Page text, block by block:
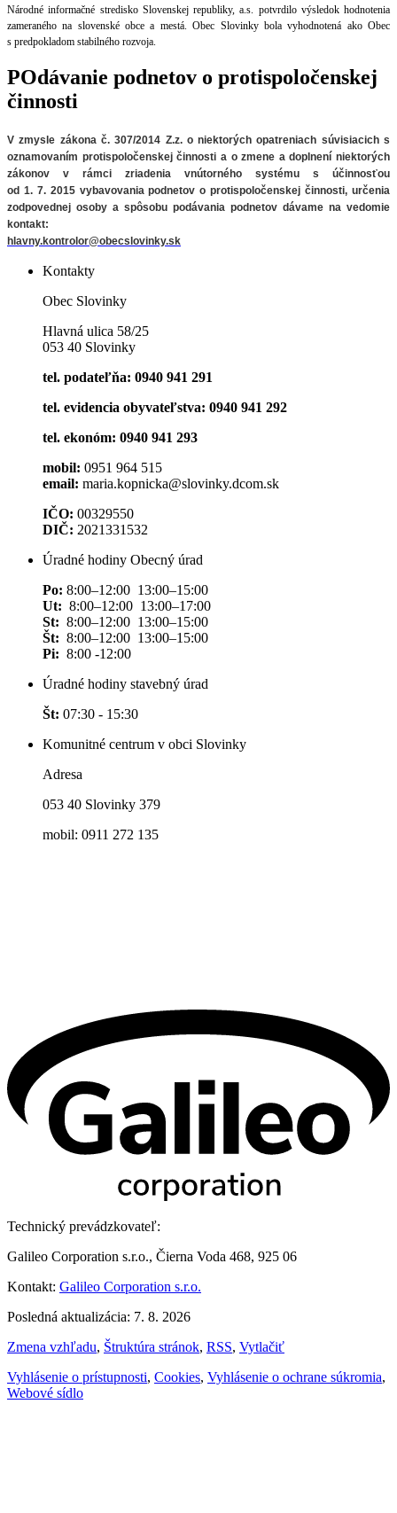
Národné informačné stredisko Slovenskej republiky, a.s. potvrdilo výsledok hodnotenia
zameraného na slovenské obce a mestá. Obec Slovinky bola vyhodnotená ako Obec
s predpokladom stabilného rozvoja.
POdávanie podnetov o protispoločenskej
činnosti
V zmysle zákona č. 307/2014 Z.z. o niektorých opatreniach súvisiacich s
oznamovaním protispoločenskej činnosti a o zmene a doplnení niektorých
zákonov v rámci zriadenia vnútorného systému s účinnosťou
od 1. 7. 2015 vybavovania podnetov o protispoločenskej činnosti, určenia
zodpovednej osoby a spôsobu podávania podnetov dávame na vedomie
kontakt:
hlavny.kontrolor@obecslovinky.sk
Kontakty
Obec Slovinky
Hlavná ulica 58/25
053 40 Slovinky
tel. podateľňa: 0940 941 291
tel. evidencia obyvateľstva: 0940 941 292
tel. ekonóm: 0940 941 293
mobil: 0951 964 515
email: maria.kopnicka@slovinky.dcom.sk
IČO: 00329550
DIČ: 2021331532
Úradné hodiny Obecný úrad
Po: 8:00–12:00 13:00–15:00
Ut: 8:00–12:00 13:00–17:00
St: 8:00–12:00 13:00–15:00
Št: 8:00–12:00 13:00–15:00
Pi: 8:00 -12:00
Úradné hodiny stavebný úrad
Št: 07:30 - 15:30
Komunitné centrum v obci Slovinky
Adresa
053 40 Slovinky 379
mobil: 0911 272 135
Technický prevádzkovateľ:
Galileo Corporation s.r.o., Čierna Voda 468, 925 06
Kontakt: Galileo Corporation s.r.o.
Posledná aktualizácia: 7. 8. 2026
Zmena vzhľadu, Štruktúra stránok, RSS, Vytlačiť
Vyhlásenie o prístupnosti, Cookies, Vyhlásenie o ochrane súkromia,
Webové sídlo